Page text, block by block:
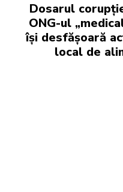
Dosarul
ONG-ul
își desfășoară
local de